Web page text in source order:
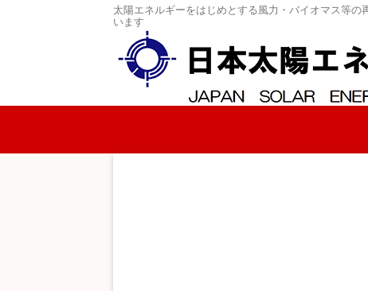
太陽エネルギーをはじめとする風力・バイオマス等
います
コンテンツへスキップ